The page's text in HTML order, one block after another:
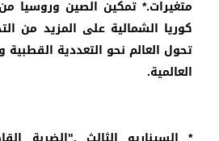
متغيرات.* تمكين الصين وروسيا
كوريا الشمالية على المزيد من
تحول العالم نحو التعددية القطبية
العالمية.